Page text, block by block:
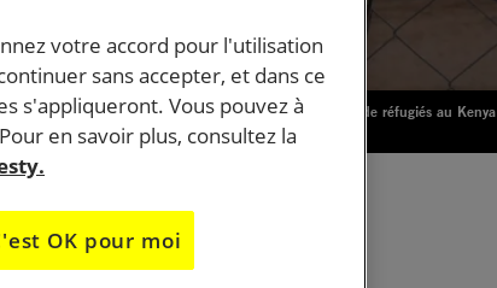
Camp de réfugiés au Kenya
réfugiés, les migrants
Shireen Mukadam,
votre accord pour l'utilisation
sans accepter, et dans ce
s'appliqueront. Vous pouvez à
en savoir plus, consultez la
OK pour moi